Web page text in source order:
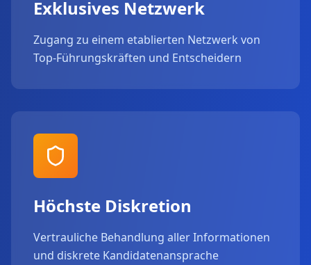
Exklusives Netzwerk
Zugang zu einem etablierten Netzwerk von
Top-Führungskräften und Entscheidern
Höchste Diskretion
Vertrauliche Behandlung aller Informationen
und diskrete Kandidatenansprache